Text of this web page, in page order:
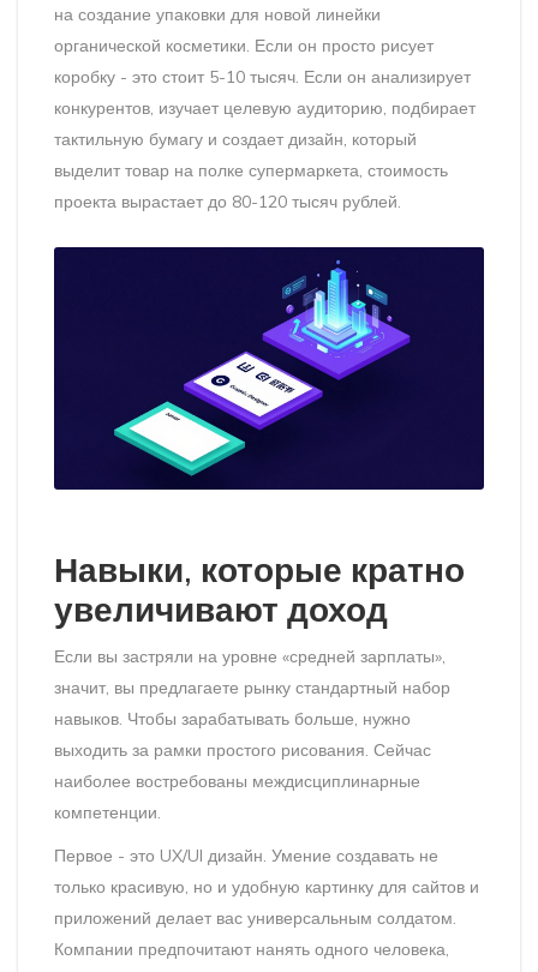
на создание упаковки для новой линейки
органической косметики. Если он просто рисует
коробку - это стоит 5-10 тысяч. Если он анализирует
конкурентов, изучает целевую аудиторию, подбирает
тактильную бумагу и создает дизайн, который
выделит товар на полке супермаркета, стоимость
проекта вырастает до 80-120 тысяч рублей.
Навыки, которые кратно
увеличивают доход
Если вы застряли на уровне «средней зарплаты»,
значит, вы предлагаете рынку стандартный набор
навыков. Чтобы зарабатывать больше, нужно
выходить за рамки простого рисования. Сейчас
наиболее востребованы междисциплинарные
компетенции.
Первое - это UX/UI дизайн. Умение создавать не
только красивую, но и удобную картинку для сайтов и
приложений делает вас универсальным солдатом.
Компании предпочитают нанять одного человека,